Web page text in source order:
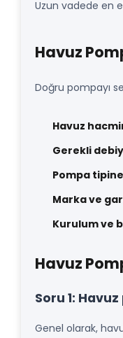
Uzun vadede en
Havuz
Doğru pompayı
Havuz
Gerekli
Pompa
Marka ve
Kurulum ve
Havuz
Soru 1:
Genel olarak,